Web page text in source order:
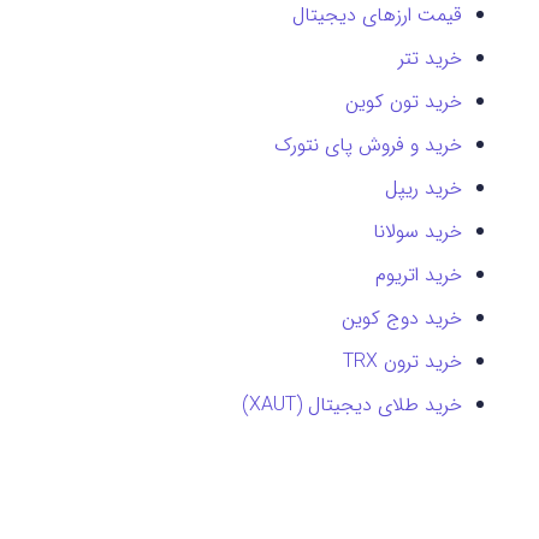
قیمت ارزهای دیجیتال
خرید تتر
خرید تون کوین
خرید و فروش پای نتورک
خرید ریپل
خرید سولانا
خرید اتریوم
خرید دوج کوین
خرید ترون TRX
خرید طلای دیجیتال (XAUT)